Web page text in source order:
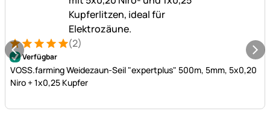
Bewertung: 5 von 5 (2 Bewertungen)
2 Bewertungen
(2)
Verfügbar
VOSS.farming Weidezaun-Seil "expertplus" 500m, 5mm, 5x0,20
Niro + 1x0,25 Kupfer